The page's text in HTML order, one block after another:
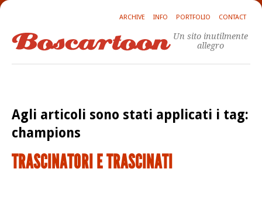
ARCHIVE INFO PORTFOLIO CONTACT
Un sito inutilmente
allegro
Agli articoli sono stati applicati i tag:
champions
TRASCINATORI E TRASCINATI